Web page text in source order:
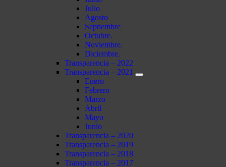
Julio
Agosto
Septiembre
Octubre.
Noviembre.
Diciembre.
Transparencia – 2022
Transparencia – 2021
Enero
Febrero
Marzo
Abril
Mayo
Junio
Transparencia – 2020
Transparencia – 2019
Transparencia – 2018
Transparencia – 2017